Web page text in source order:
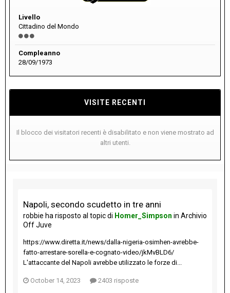
Livello
Cittadino del Mondo
Compleanno
28/09/1973
VISITE RECENTI
Il blocco dei visitatori recenti è disabilitato e non viene mostrato ad
altri utenti.
Napoli, secondo scudetto in tre anni
robbie ha risposto al topic di Homer_Simpson in Archivio
Off Juve
https://www.diretta.it/news/dalla-nigeria-osimhen-avrebbe-
fatto-arrestare-sorella-e-cognato-video/jkMvBLD6/
L'attaccante del Napoli avrebbe utilizzato le forze di...
October 14, 2023 2403 risposte